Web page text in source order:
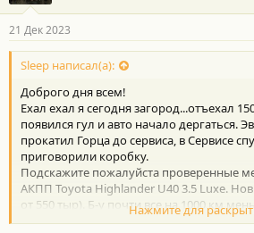
21 Дек 2023
Sleep написал(а):
Доброго дня всем!
Ехал ехал я сегодня загород...отъехал
появился гул и авто начало дергаться.
прокатил Горца до сервиса, в Сервисе
приговорили коробку.
Подскажите пожалуйста проверенные
АКПП Toyota Highlander U40 3.5 Luxe.
от 550 тыр). Б-у почти все на 1000 км
км)
Нажмите для